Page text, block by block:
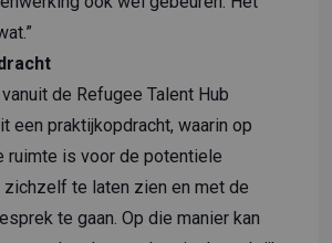
de Refugee Talent Hub
een praktijkopdracht, waarin op
ruimte is voor de potentiele
zichzelf te laten zien en met de
te gaan. Op die manier kan